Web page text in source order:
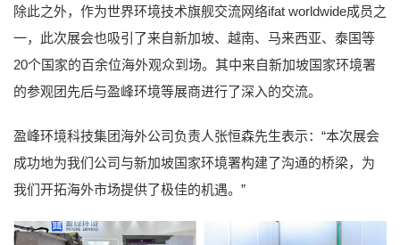
除此之外，作为世界环境技术旗舰交流网络ifat worldwide成员之
一，此次展会也吸引了来自新加坡、越南、马来西亚、泰国等
20个国家的百余位海外观众到场。其中来自新加坡国家环境署
的参观团先后与盈峰环境等展商进行了深入的交流。
盈峰环境科技集团海外公司负责人张恒森先生表示：“本次展会
成功地为我们公司与新加坡国家环境署构建了沟通的桥梁，为
我们开拓海外市场提供了极佳的机遇。”